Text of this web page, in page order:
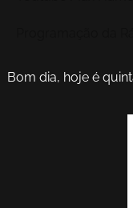
Bom dia, hoje é